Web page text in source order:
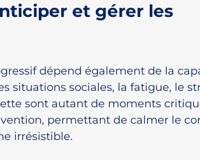
et gérer les
dépend également de la
situations sociales, la fatigue, le
sont autant de moments
permettant de calmer le
irrésistible.